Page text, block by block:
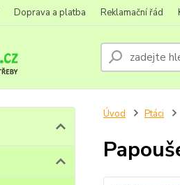
Doprava a platba Reklamační řád
Úvod Ptáci